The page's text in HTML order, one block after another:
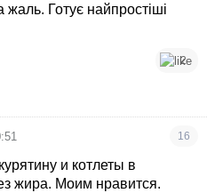
Готує найпростіші
2
16
и котлеты в
жира. Моим нравится.